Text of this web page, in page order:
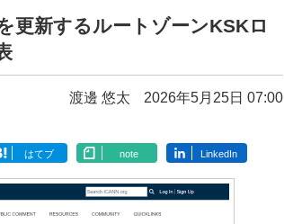
更新するルートゾーンKSKロ
渡邊 悠太 2026年5月25日 07:00
はてブ note LinkedIn